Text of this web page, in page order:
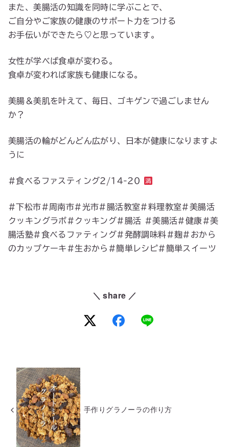
また、美腸活の知識を同時に学ぶことで、
ご自分やご家族の健康のサポート力をつける
お手伝いができたら♡と思っています。
女性が学べば食卓が変わる。
食卓が変われば家族も健康になる。
美腸＆美肌を叶えて、毎日、ゴキゲンで過ごしません
か？
美腸活の輪がどんどん広がり、日本が健康になりますよ
うに
#食べるファスティング2/14-20
#下松市#周南市#光市#腸活教室#料理教室#美腸活
クッキングラボ#クッキング#腸活 #美腸活#健康#美
腸活塾#食べるファティング#発酵調味料#麹#おから
のカップケーキ#生おから#簡単レシピ#簡単スイーツ
＼ share ／
手作りグラノーラの作り方